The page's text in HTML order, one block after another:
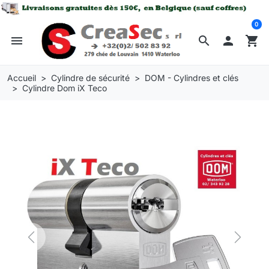
search
menu  shopping_cart
0
Accueil Cylindre de sécurité
DOM - Cylindres et clés
Cylindre Dom iX Teco
Previous Next